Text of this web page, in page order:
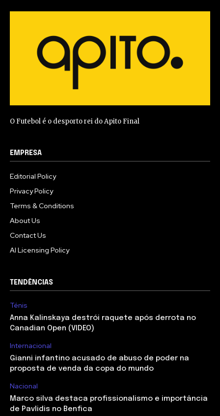
O Futebol é o desporto rei do Apito Final
EMPRESA
Editorial Policy
Privacy Policy
Terms & Conditions
About Us
Contact Us
AI Licensing Policy
TENDÊNCIAS
Ténis
Anna Kalinskaya destrói raquete após derrota no
Canadian Open (VIDEO)
Internacional
Gianni infantino acusado de abuso de poder na
proposta de venda da copa do mundo
Nacional
Marco silva destaca profissionalismo e importância
de Pavlidis no Benfica